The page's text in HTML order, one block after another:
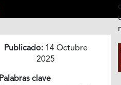
Publicado:14 Octubre
2025
Palabras clave